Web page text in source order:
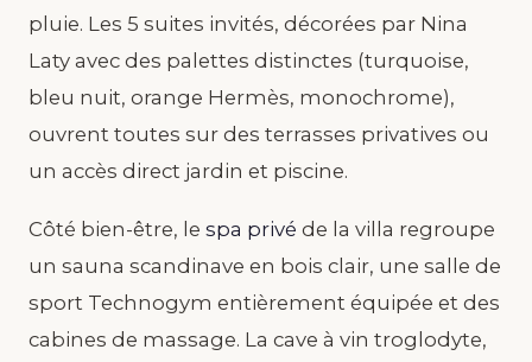
pluie. Les 5 suites invités, décorées par Nina
Laty avec des palettes distinctes (turquoise,
bleu nuit, orange Hermès, monochrome),
ouvrent toutes sur des terrasses privatives ou
un accès direct jardin et piscine.
Côté bien-être, le spa privé de la villa regroupe
un sauna scandinave en bois clair, une salle de
sport Technogym entièrement équipée et des
cabines de massage. La cave à vin troglodyte,